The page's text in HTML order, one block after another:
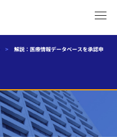
>
解説：医療情報データベースを承認申